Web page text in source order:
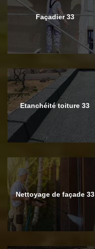
Façadier 33
Etanchéité toiture 33
Nettoyage de façade 33